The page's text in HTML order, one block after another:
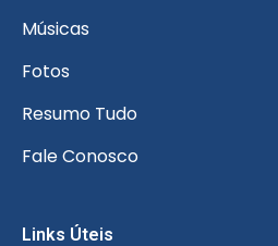
Músicas
Fotos
Resumo Tudo
Fale Conosco
Links Úteis